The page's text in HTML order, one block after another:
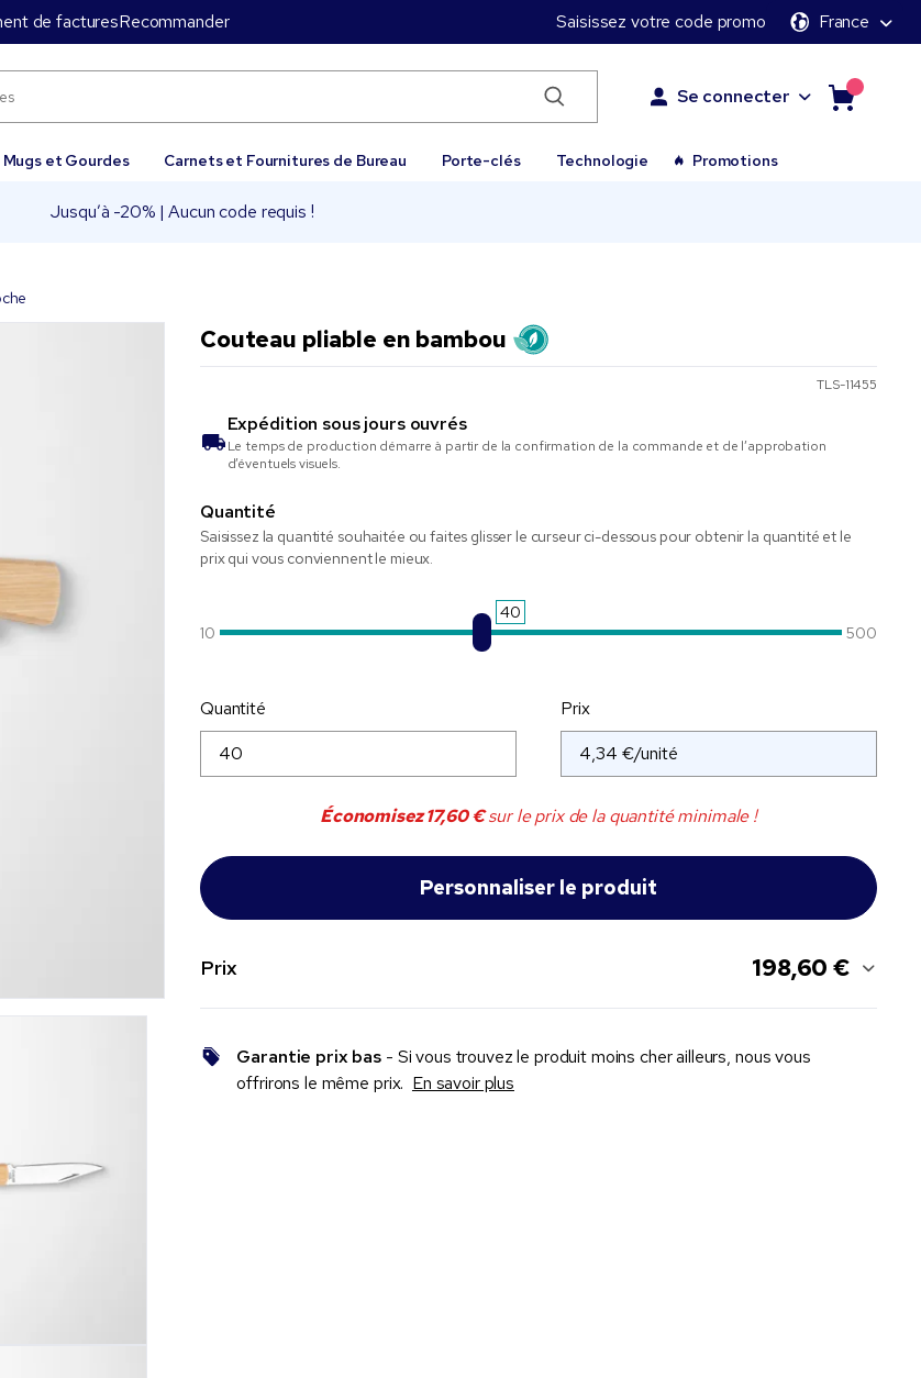
de facturesRecommander Saisissez votre code promo France
Se connecter
Mugs et Gourdes Carnets et Fournitures de Bureau Porte-clés Technologie Promotions
Jusqu’à -20% | Aucun code requis !
Couteau pliable en bambou
TLS-11455
Expédition sousjours ouvrés
Le temps de production démarre à partir de la confirmation de la commande et de l’approbation
d’éventuels visuels.
Quantité
Saisissez la quantité souhaitée ou faites glisser le curseur ci-dessous pour obtenir la quantité et le
prix qui vous conviennent le mieux.
40
10
500
Quantité Prix
Économisez17,60 €sur le prix de la quantité minimale !
Prix 198,60 €
Garantie prix bas - Si vous trouvez le produit moins cher ailleurs, nous vous
offrirons le même prix. En savoir plus